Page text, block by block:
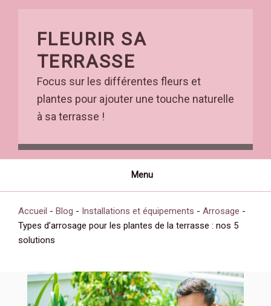
FLEURIR SA
TERRASSE
Focus sur les différentes fleurs et
plantes pour ajouter une touche naturelle
à sa terrasse !
Menu
Accueil - Blog - Installations et équipements - Arrosage -
Types d’arrosage pour les plantes de la terrasse : nos 5
solutions